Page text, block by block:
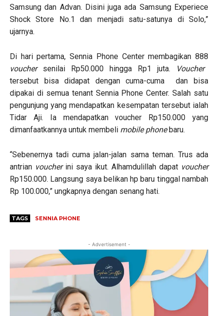
Samsung dan Advan. Disini juga ada Samsung Experiece
Shock Store No.1 dan menjadi satu-satunya di Solo,”
ujarnya.
Di hari pertama, Sennia Phone Center membagikan 888
vouchersenilai Rp50.000 hingga Rp1 juta.
Voucher
tersebut bisa didapat dengan cuma-cuma dan bisa
dipakai di semua tenant Sennia Phone Center. Salah satu
pengunjung yang mendapatkan kesempatan tersebut ialah
Tidar Aji. Ia mendapatkan voucher Rp150.000 yang
dimanfaatkannya untuk membeli mobile phonebaru.
“Sebenernya tadi cuma jalan-jalan sama teman. Trus ada
antrian voucherini saya ikut. Alhamdulillah dapat voucher
Rp150.000. Langsung saya belikan hp baru tinggal nambah
Rp 100.000,” ungkapnya dengan senang hati.
TAGS SENNIA PHONE
- Advertisement -